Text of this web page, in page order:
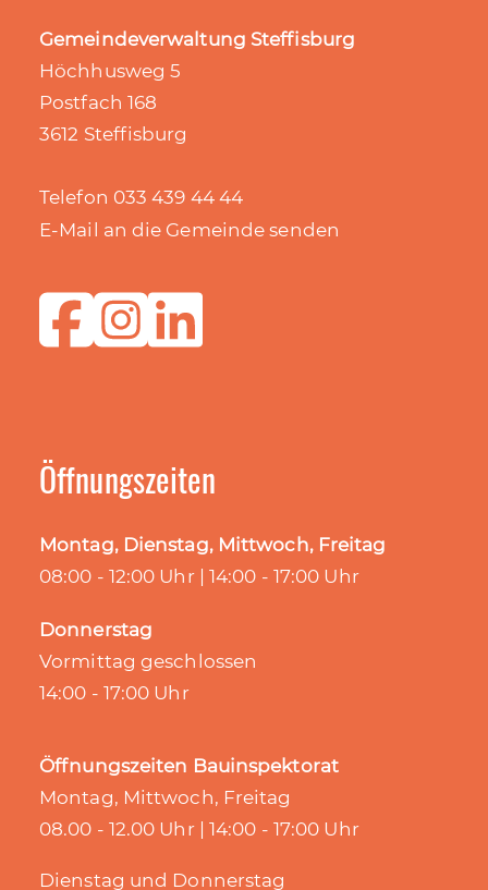
Gemeindeverwaltung Steffisburg
Höchhusweg 5
Postfach 168
3612 Steffisburg
Telefon 033 439 44 44
E-Mail an die Gemeinde senden
Öffnungszeiten
Montag, Dienstag, Mittwoch, Freitag
08:00 - 12:00 Uhr | 14:00 - 17:00 Uhr
Donnerstag
Vormittag geschlossen
14:00 - 17:00 Uhr
Öffnungszeiten Bauinspektorat
Montag, Mittwoch, Freitag
08.00 - 12.00 Uhr | 14:00 - 17:00 Uhr
Dienstag und Donnerstag